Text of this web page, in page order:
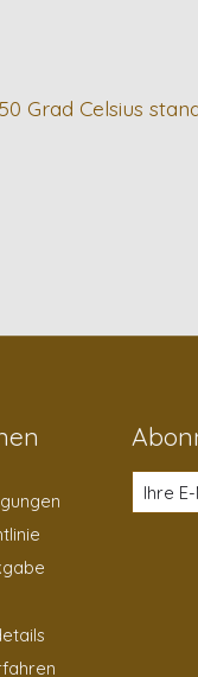
Grad Celsius